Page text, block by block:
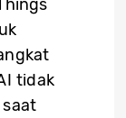
tidak